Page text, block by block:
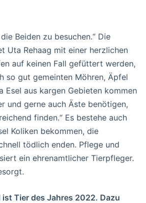
Beiden zu besuchen.“ Die
Uta Rehaag mit einer herzlichen
auf keinen Fall gefüttert werden,
so gut gemeinten Möhren, Äpfel
Esel aus kargen Gebieten kommen
und gerne auch Äste benötigen,
finden.“ Es bestehe auch
Koliken bekommen, die
tödlich enden. Pflege und
ein ehrenamtlicher Tierpfleger.
ist Tier des Jahres 2022. Dazu